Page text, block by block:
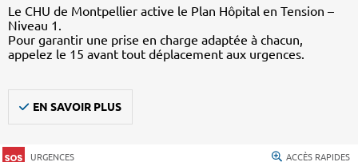
Le CHU de Montpellier active le Plan Hôpital en Tension –
Niveau 1.
Pour garantir une prise en charge adaptée à chacun,
appelez le 15 avant tout déplacement aux urgences.
EN SAVOIR PLUS
URGENCES ACCÈS RAPIDES